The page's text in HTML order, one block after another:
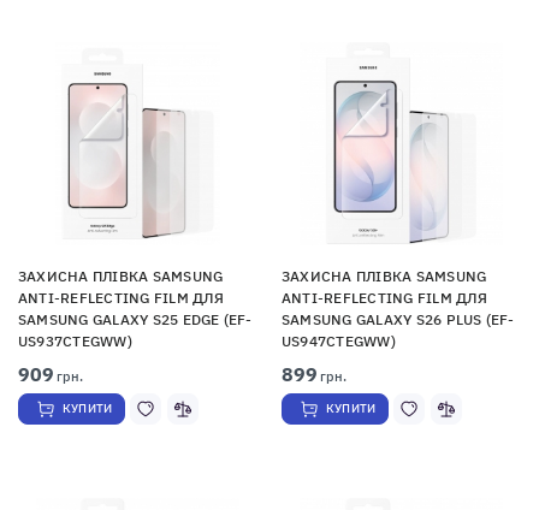
ЗАХИСНА ПЛІВКА SAMSUNG
ANTI-REFLECTING FILM ДЛЯ
SAMSUNG GALAXY S25 EDGE (EF-
US937CTEGWW)
909 грн.
КУПИТИ
ЗАХИСНА ПЛІВКА SAMSUNG
ANTI-REFLECTING FILM ДЛЯ
SAMSUNG GALAXY S26 PLUS (EF-
US947CTEGWW)
899 грн.
КУПИТИ